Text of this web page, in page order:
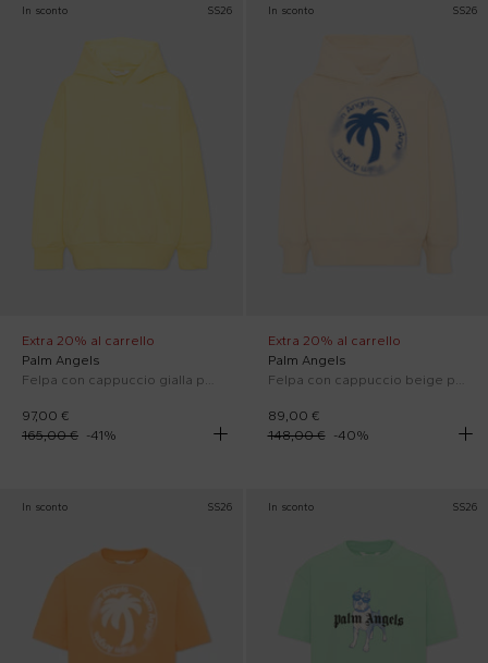
In sconto SS26
Extra 20% al carrello
Palm Angels
Felpa con cappuccio gialla per bambini con logo
97,00 €
165,00 € -41%
In sconto SS26
Extra 20% al carrello
Palm Angels
Felpa con cappuccio beige per bambino con logo
89,00 €
148,00 €
-40%
In sconto SS26 In sconto SS26